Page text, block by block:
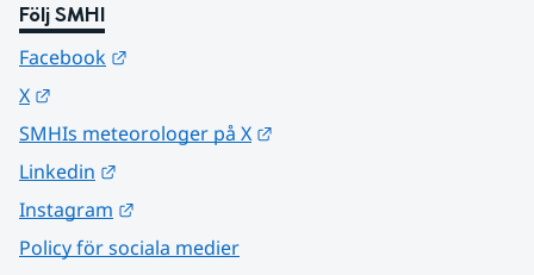
Följ SMHI
Facebook
X
SMHIs meteorologer på X
Linkedin
Instagram
Policy för sociala medier